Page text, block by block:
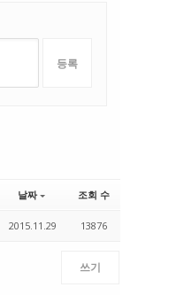
날짜 조회 수
2015.11.29 13876
쓰기